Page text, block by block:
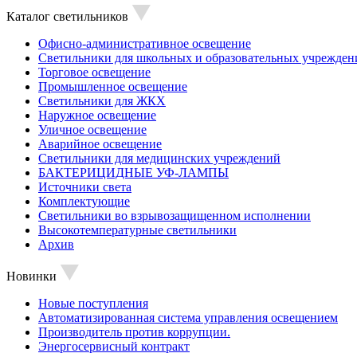
Каталог светильников
Офисно-административное освещение
Светильники для школьных и образовательных
Торговое освещение
Промышленное освещение
Светильники для ЖКХ
Наружное освещение
Уличное освещение
Аварийное освещение
Светильники для медицинских учреждений
БАКТЕРИЦИДНЫЕ УФ-ЛАМПЫ
Источники света
Комплектующие
Светильники во взрывозащищенном исполнении
Высокотемпературные светильники
Архив
Новинки
Новые поступления
Автоматизированная система управления освещением
Производитель против коррупции.
Энергосервисный контракт